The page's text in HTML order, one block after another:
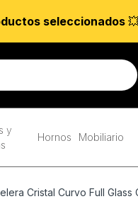
y
Hornos Mobiliario
Cristal Curvo Full
seleccionados